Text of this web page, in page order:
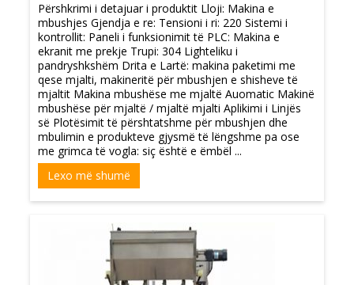
Përshkrimi i detajuar i produktit Lloji: Makina e
mbushjes Gjendja e re: Tensioni i ri: 220 Sistemi i
kontrollit: Paneli i funksionimit të PLC: Makina e
ekranit me prekje Trupi: 304 Lighteliku i
pandryshkshëm Drita e Lartë: makina paketimi me
qese mjalti, makineritë për mbushjen e shisheve të
mjaltit Makina mbushëse me mjaltë Auomatic Makinë
mbushëse për mjaltë / mjaltë mjalti Aplikimi i Linjës
së Plotësimit të përshtatshme për mbushjen dhe
mbulimin e produkteve gjysmë të lëngshme pa ose
me grimca të vogla: siç është e ëmbël ...
Lexo më shumë